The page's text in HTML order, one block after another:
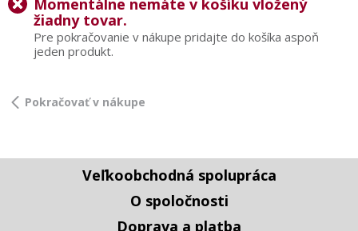
Momentálne nemáte v košíku vložený
žiadny tovar.
Pre pokračovanie v nákupe pridajte do košíka aspoň
jeden produkt.
Pokračovať v nákupe
Veľkoobchodná spolupráca
O spoločnosti
Doprava a platba